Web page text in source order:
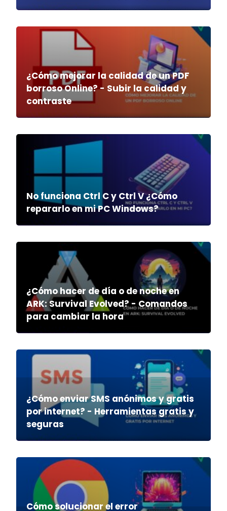
¿Cómo mejorar la calidad de un PDF
borroso Online? - Subir la calidad y
contraste
No funciona Ctrl C y Ctrl V ¿Cómo
repararlo en mi PC Windows?
¿Cómo hacer de día o de noche en
ARK: Survival Evolved? - Comandos
para cambiar la hora
¿Cómo enviar SMS anónimos y gratis
por internet? - Herramientas gratis y
seguras
Cómo solucionar el error